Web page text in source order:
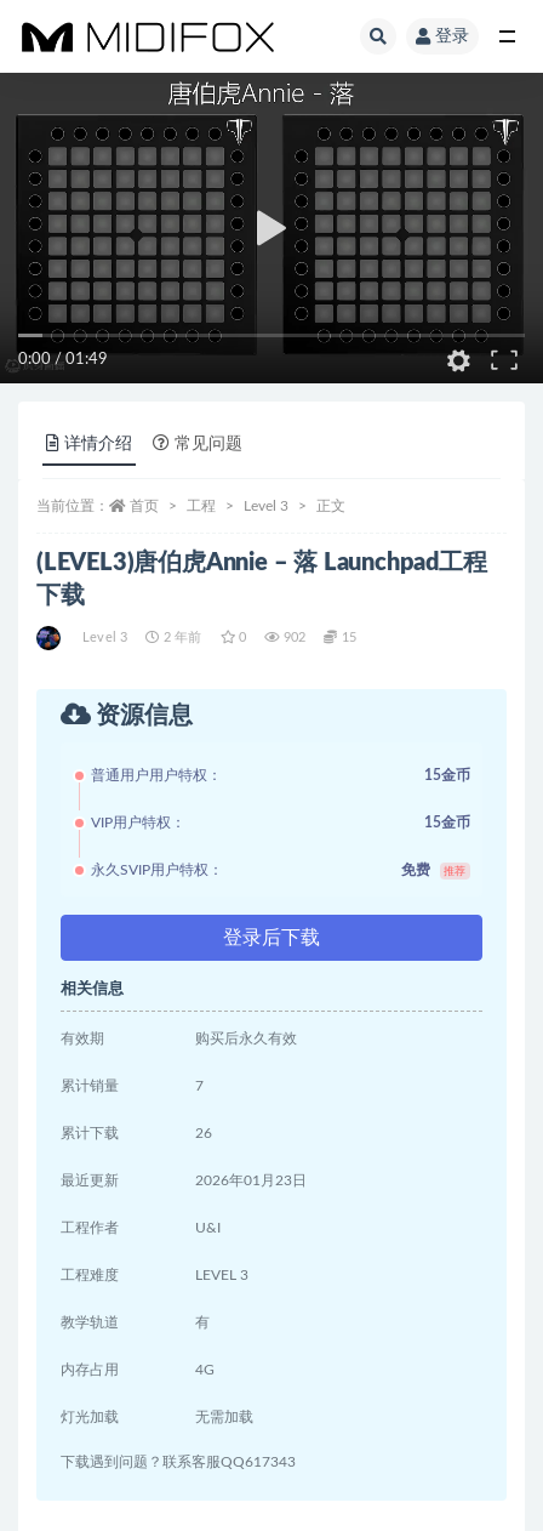
登录
0:00 /01:49
详情介绍 常见问题
当前位置： 首页 工程 Level 3 正文
(LEVEL3)唐伯虎Annie – 落 Launchpad工程
下载
Level 3 2 年前 0 902 15
资源信息
普通用户用户特权： 15金币
VIP用户特权： 15金币
永久SVIP用户特权： 免费 推荐
登录后下载
相关信息
有效期 购买后永久有效
累计销量 7
累计下载 26
最近更新 2026年01月23日
工程作者 U&I
工程难度 LEVEL 3
教学轨道 有
内存占用 4G
灯光加载 无需加载
下载遇到问题？联系客服QQ617343